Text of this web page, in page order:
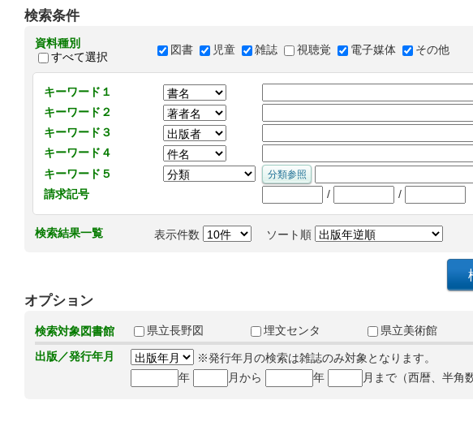
検索条件
資料種別
すべて選択
図書 児童 雑誌 視聴覚 電子媒体 その他
キーワード１
キーワード２
キーワード３
キーワード４
キーワード５
請求記号
/ /
検索結果一覧 表示件数 ソート順
オプション
検索対象図書館 県立長野図 埋文センタ
県立美術館
出版／発行年月
※発行年月の検索は雑誌のみ対象となります。
年
月から 年 月まで（西暦、半角